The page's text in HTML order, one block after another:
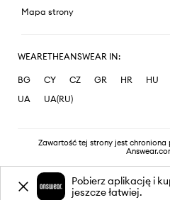
Mapa strony
WEARETHEANSWEAR IN:
BG CY CZ GR HR HU
UA
UA(RU)
Zawartość tej strony jest
Pobierz aplikację i
jeszcze łatwiej.